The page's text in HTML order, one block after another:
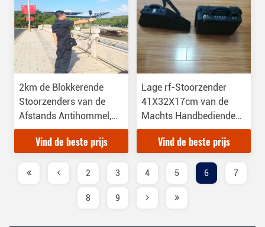
2km de Blokkerende
Stoorzenders van de
Afstands Antihommel,
Hommelrf Stoorzender
2,5 U Werktijden
Vind de beste prijs
Lage rf-Stoorzender
41X32X17cm van de
Machts Handbediende
Hommel 2km het
Blokkeren Afstand
Vind de beste prijs
2 3 4 5 6 7
8 9